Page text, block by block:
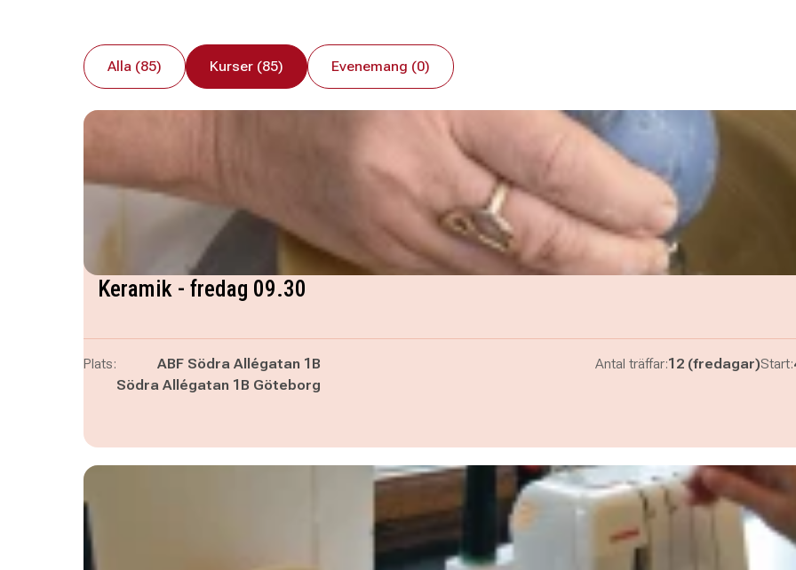
Alla (85) Kurser (85) Evenemang (0)
Keramik - fredag 09.30
Plats:
ABF Södra Allégatan 1B
Södra Allégatan 1B Göteborg
Antal träffar:12 (fredagar)Start: